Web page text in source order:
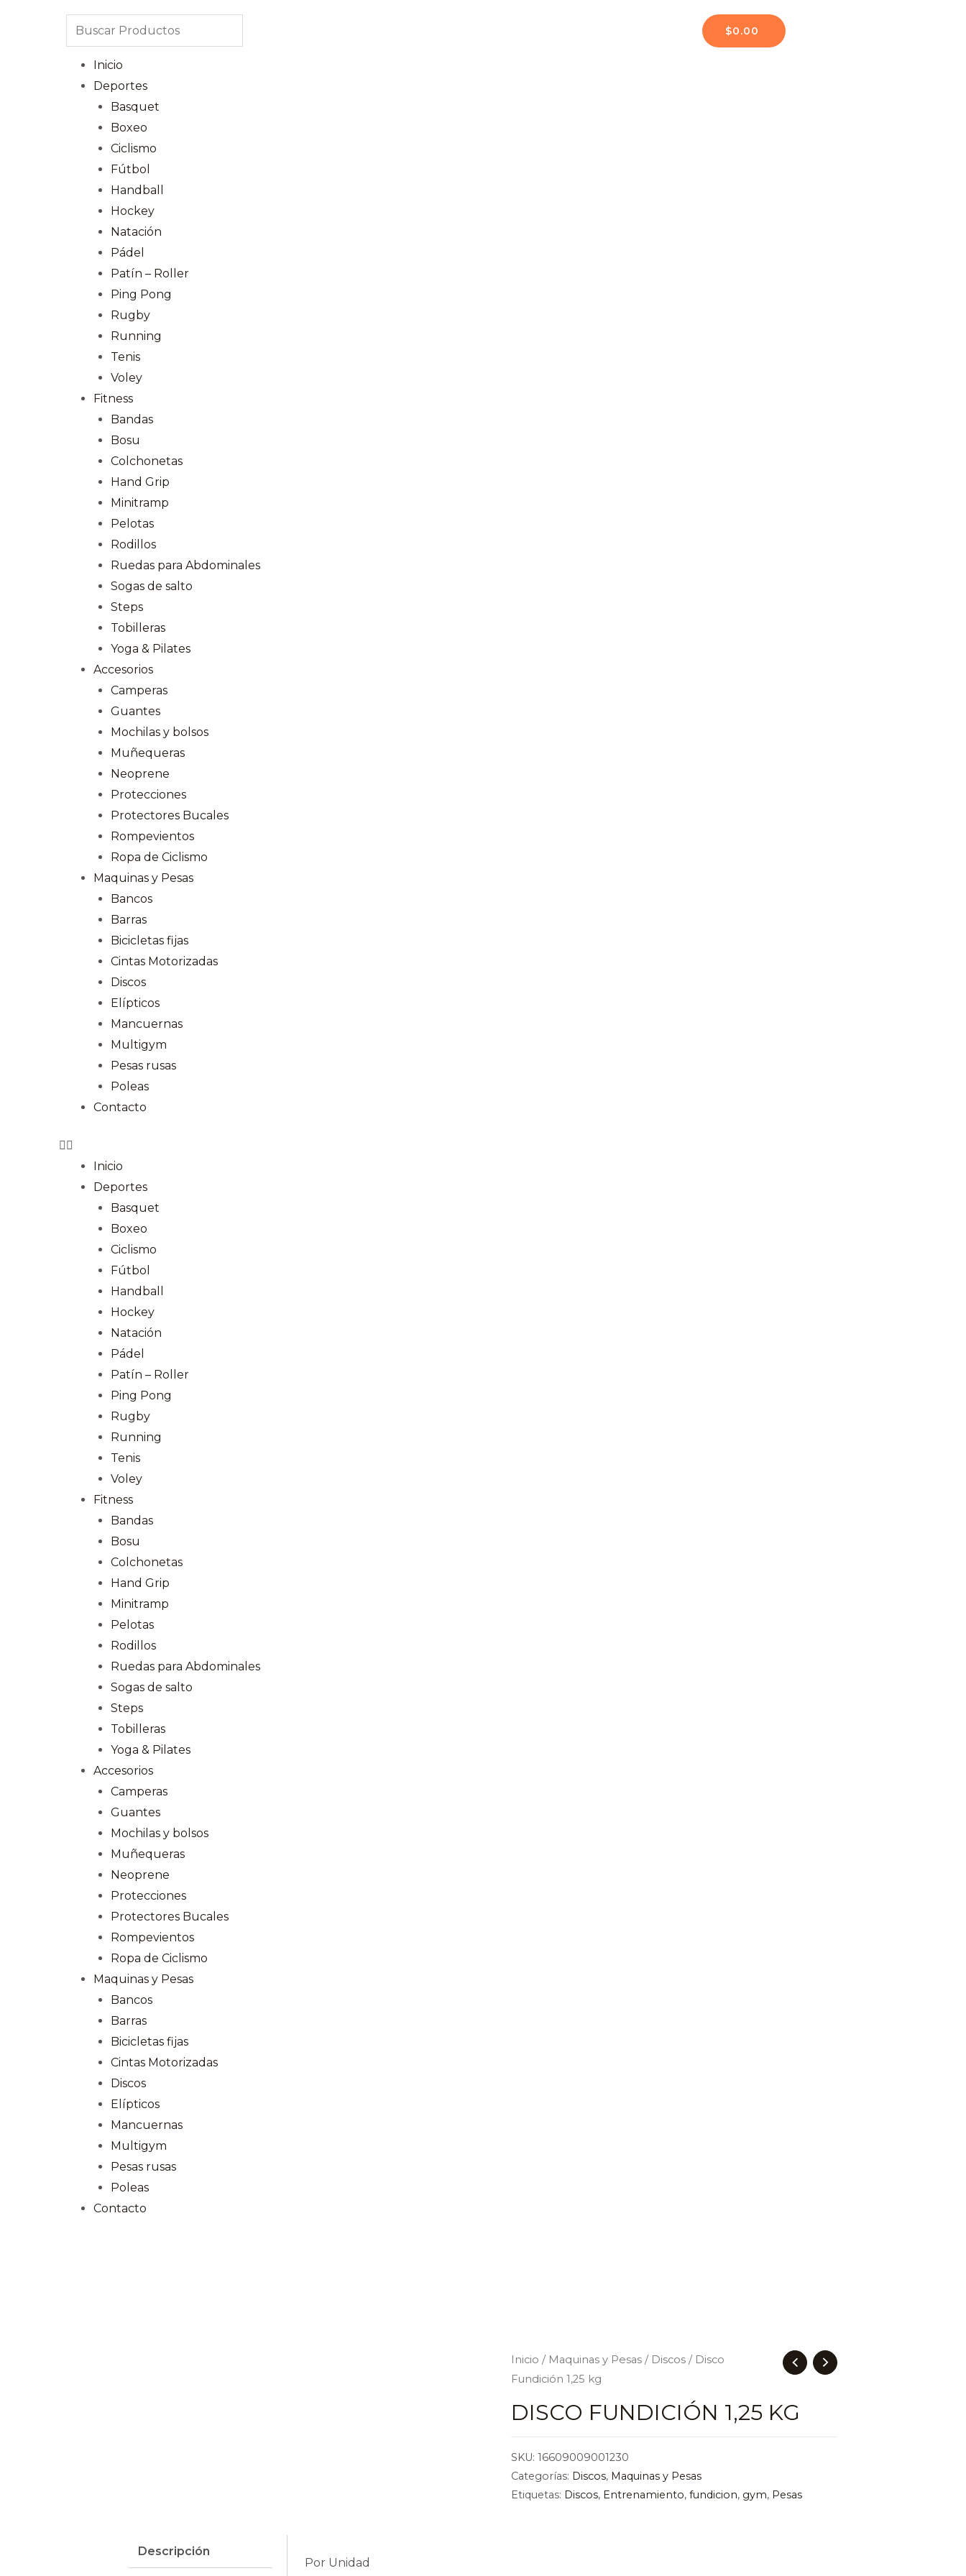
$0.00
Inicio
Deportes
Basquet
Boxeo
Ciclismo
Fútbol
Handball
Hockey
Natación
Pádel
Patín – Roller
Ping Pong
Rugby
Running
Tenis
Voley
Fitness
Bandas
Bosu
Colchonetas
Hand Grip
Minitramp
Pelotas
Rodillos
Ruedas para Abdominales
Sogas de salto
Steps
Tobilleras
Yoga & Pilates
Accesorios
Camperas
Guantes
Mochilas y bolsos
Muñequeras
Neoprene
Protecciones
Protectores Bucales
Rompevientos
Ropa de Ciclismo
Maquinas y Pesas
Bancos
Barras
Bicicletas fijas
Cintas Motorizadas
Discos
Elípticos
Mancuernas
Multigym
Pesas rusas
Poleas
Contacto
Inicio
Deportes
Basquet
Boxeo
Ciclismo
Fútbol
Handball
Hockey
Natación
Pádel
Patín – Roller
Ping Pong
Rugby
Running
Tenis
Voley
Fitness
Bandas
Bosu
Colchonetas
Hand Grip
Minitramp
Pelotas
Rodillos
Ruedas para Abdominales
Sogas de salto
Steps
Tobilleras
Yoga & Pilates
Accesorios
Camperas
Guantes
Mochilas y bolsos
Muñequeras
Neoprene
Protecciones
Protectores Bucales
Rompevientos
Ropa de Ciclismo
Maquinas y Pesas
Bancos
Barras
Bicicletas fijas
Cintas Motorizadas
Discos
Elípticos
Mancuernas
Multigym
Pesas rusas
Poleas
Contacto
Inicio / Maquinas y Pesas / Discos / Disco
Fundición 1,25 kg
DISCO FUNDICIÓN 1,25 KG
SKU:16609009001230
Categorías: Discos, Maquinas y Pesas
Etiquetas: Discos, Entrenamiento,fundicion, gym, Pesas
Descripción
Por Unidad